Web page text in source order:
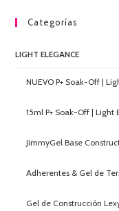
Categorías
LIGHT ELEGANCE
NUEVO P+ Soak-Off |
15ml P+ Soak-Off | Light
JimmyGel Base
Adherentes & Gel de
Gel de Construcción